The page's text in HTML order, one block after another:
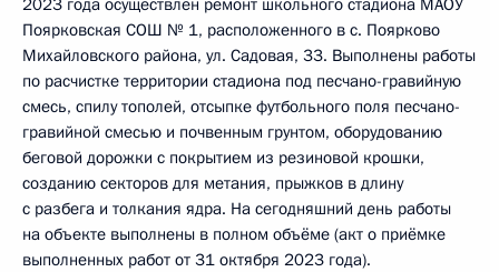
2023 года осуществлён ремонт школьного стадиона МАОУ
Поярковская СОШ № 1, расположенного в с. Поярково
Михайловского района, ул. Садовая, 33. Выполнены работы
по расчистке территории стадиона под песчано-гравийную
смесь, спилу тополей, отсыпке футбольного поля песчано-
гравийной смесью и почвенным грунтом, оборудованию
беговой дорожки с покрытием из резиновой крошки,
созданию секторов для метания, прыжков в длину
с разбега и толкания ядра. На сегодняшний день работы
на объекте выполнены в полном объёме (акт о приёмке
выполненных работ от 31 октября 2023 года).